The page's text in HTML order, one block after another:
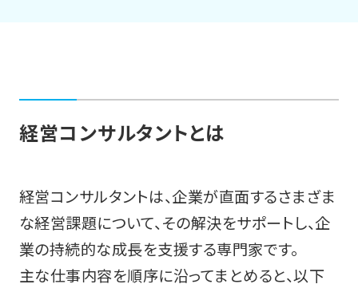
経営コンサルタントとは
経営コンサルタントは、企業が直面するさまざま
な経営課題について、その解決をサポートし、企
業の持続的な成長を支援する専門家です。
主な仕事内容を順序に沿ってまとめると、以下